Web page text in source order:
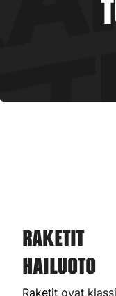
Raketit
Hailuoto
Raketit ovat